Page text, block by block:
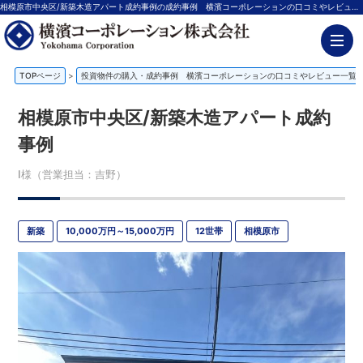
相模原市中央区/新築木造アパート成約事例の成約事例 横濱コーポレーションの口コミやレビュー | 神奈川の不動産投資、新築アパート経営は横濱コーポレーション
TOPページ > 投資物件の購入・成約事例 横濱コーポレーションの口コミやレビュー一覧
相模原市中央区/新築木造アパート成約
事例
I様（営業担当：吉野）
新築 10,000万円～15,000万円 12世帯 相模原市